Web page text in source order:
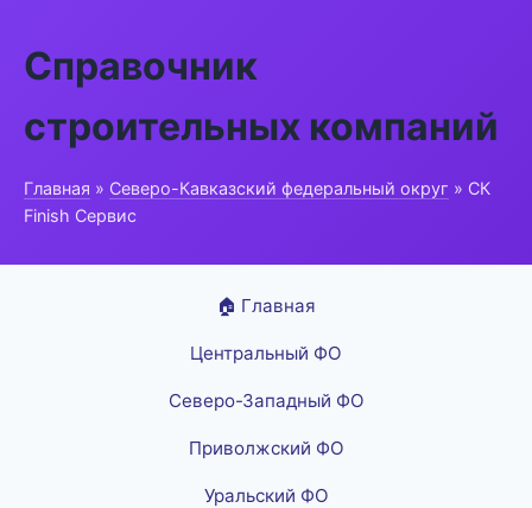
Справочник
строительных компаний
Главная » Северо-Кавказский федеральный округ » СК
Finish Сервис
🏠 Главная
Центральный ФО
Северо-Западный ФО
Приволжский ФО
Уральский ФО